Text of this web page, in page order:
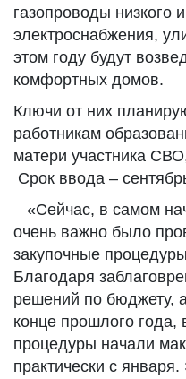
газопроводы низкого
электроснабжения,
этом году будут
комфортных домов.
Ключи от них
работникам
матери участника
Срок ввода –
«Сейчас, в самом
очень важно было
закупочные
Благодаря
решений по бюджету,
конце прошлого года,
процедуры начали
практически с